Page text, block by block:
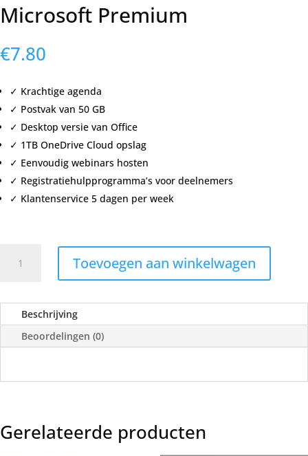
Microsoft Premium
€7.80
✓ Krachtige agenda
✓ Postvak van 50 GB
✓ Desktop versie van Office
✓ 1TB OneDrive Cloud opslag
✓ Eenvoudig webinars hosten
✓ Registratiehulpprogramma’s voor deelnemers
✓ Klantenservice 5 dagen per week
Premium
Toevoegen aan winkelwagen
Beschrijving
Beoordelingen (0)
Gerelateerde producten